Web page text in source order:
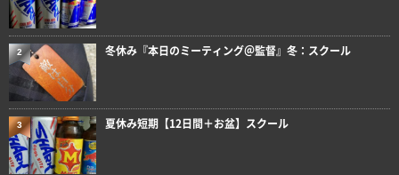
冬休み『本日のミーティング＠監督』冬：スクール
2
夏休み短期【12日間＋お盆】スクール
3